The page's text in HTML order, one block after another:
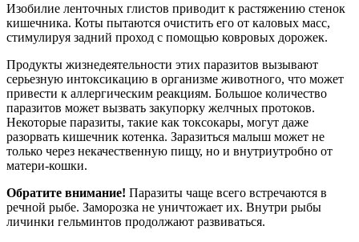
Изобилие ленточных глистов приводит к растяжению стенок
кишечника. Коты пытаются очистить его от каловых масс,
стимулируя задний проход с помощью ковровых дорожек.
Продукты жизнедеятельности этих паразитов вызывают
серьезную интоксикацию в организме животного, что может
привести к аллергическим реакциям. Большое количество
паразитов может вызвать закупорку желчных протоков.
Некоторые паразиты, такие как токсокары, могут даже
разорвать кишечник котенка. Заразиться малыш может не
только через некачественную пищу, но и внутриутробно от
матери-кошки.
Обратите внимание! Паразиты чаще всего встречаются в
речной рыбе. Заморозка не уничтожает их. Внутри рыбы
личинки гельминтов продолжают развиваться.